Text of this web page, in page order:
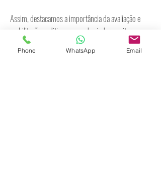
Assim, destacamos a importância da avaliação e
reabilitação auditiva, que pode ajudar a evitar
problemas cognitivos, atrofia cerebral, demência ou
depressão nos idosos. Se você conhece alguém
Phone WhatsApp Email